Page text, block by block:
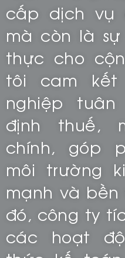
cấp dịch vụ
mà còn là
thực cho
tôi cam
nghiệp
định thuế,
chính, góp
môi trường
mạnh và bền
đó, công ty
các hoạt